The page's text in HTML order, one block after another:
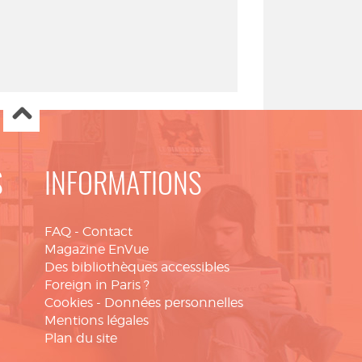
INFORMATIONS
FAQ - Contact
Magazine EnVue
Des bibliothèques accessibles
Foreign in Paris ?
Cookies - Données personnelles
Mentions légales
Plan du site